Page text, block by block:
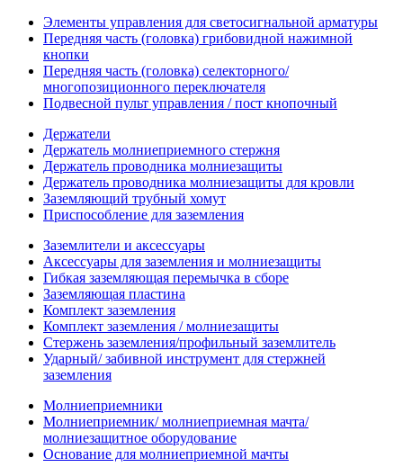
Элементы управления для светосигнальной арматуры
Передняя часть (головка) грибовидной нажимной
кнопки
Передняя часть (головка) селекторного/
многопозиционного переключателя
Подвесной пульт управления / пост кнопочный
Держатели
Держатель молниеприемного стержня
Держатель проводника молниезащиты
Держатель проводника молниезащиты для кровли
Заземляющий трубный хомут
Приспособление для заземления
Заземлители и аксессуары
Аксессуары для заземления и молниезащиты
Гибкая заземляющая перемычка в сборе
Заземляющая пластина
Комплект заземления
Комплект заземления / молниезащиты
Стержень заземления/профильный заземлитель
Ударный/ забивной инструмент для стержней
заземления
Молниеприемники
Молниеприемник/ молниеприемная мачта/
молниезащитное оборудование
Основание для молниеприемной мачты